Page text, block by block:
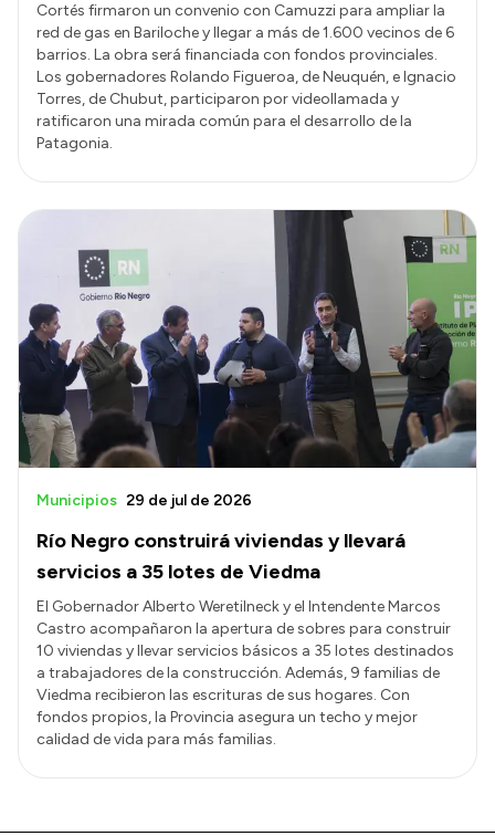
Cortés firmaron un convenio con Camuzzi para ampliar la
red de gas en Bariloche y llegar a más de 1.600 vecinos de 6
barrios. La obra será financiada con fondos provinciales.
Los gobernadores Rolando Figueroa, de Neuquén, e Ignacio
Torres, de Chubut, participaron por videollamada y
ratificaron una mirada común para el desarrollo de la
Patagonia.
Río Negro construirá viviendas y llevará
servicios a 35 lotes de Viedma
Municipios 29 de jul de 2026
El Gobernador Alberto Weretilneck y el Intendente Marcos
Castro acompañaron la apertura de sobres para construir
10 viviendas y llevar servicios básicos a 35 lotes destinados
a trabajadores de la construcción. Además, 9 familias de
Viedma recibieron las escrituras de sus hogares. Con
fondos propios, la Provincia asegura un techo y mejor
calidad de vida para más familias.